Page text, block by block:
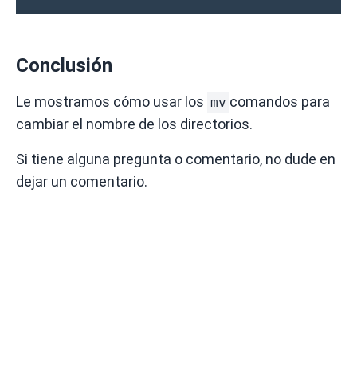
Conclusión
Le mostramos cómo usar los mv comandos para
cambiar el nombre de los directorios.
Si tiene alguna pregunta o comentario, no dude en
dejar un comentario.